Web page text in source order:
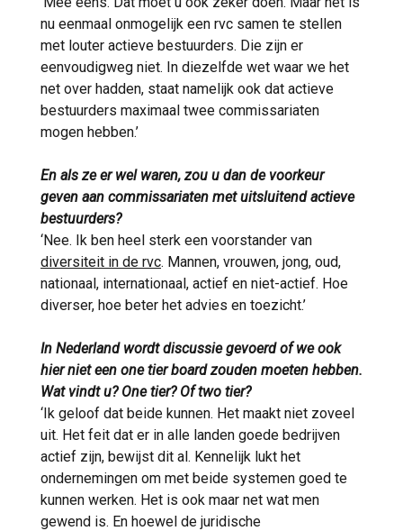
nu eenmaal onmogelijk een rvc samen te stellen
met louter actieve bestuurders. Die zijn er
eenvoudigweg niet. In diezelfde wet waar we het
net over hadden, staat namelijk ook dat actieve
bestuurders maximaal twee commissariaten
mogen hebben.’
En als ze er wel waren, zou u dan de voorkeur
geven aan commissariaten met uitsluitend actieve
bestuurders?
‘Nee. Ik ben heel sterk een voorstander van
diversiteit in de rvc. Mannen, vrouwen, jong, oud,
nationaal, internationaal, actief en niet-actief. Hoe
diverser, hoe beter het advies en toezicht.’
In Nederland wordt discussie gevoerd of we ook
hier niet een one tier board zouden moeten hebben.
Wat vindt u? One tier? Of two tier?
‘Ik geloof dat beide kunnen. Het maakt niet zoveel
uit. Het feit dat er in alle landen goede bedrijven
actief zijn, bewijst dit al. Kennelijk lukt het
ondernemingen om met beide systemen goed te
kunnen werken. Het is ook maar net wat men
gewend is. En hoewel de juridische